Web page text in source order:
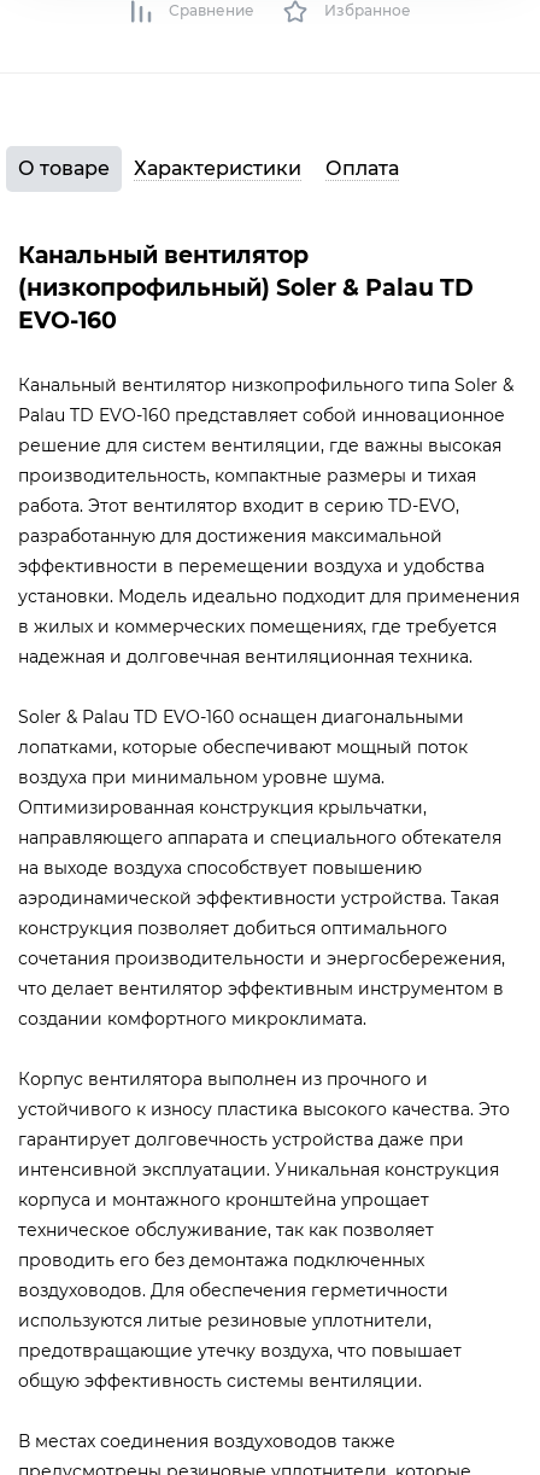
Сравнение Избранное
О товаре Характеристики Оплата
Канальный вентилятор
(низкопрофильный) Soler & Palau TD
EVO-160
Канальный вентилятор низкопрофильного типа Soler &
Palau TD EVO-160 представляет собой инновационное
решение для систем вентиляции, где важны высокая
производительность, компактные размеры и тихая
работа. Этот вентилятор входит в серию TD-EVO,
разработанную для достижения максимальной
эффективности в перемещении воздуха и удобства
установки. Модель идеально подходит для применения
в жилых и коммерческих помещениях, где требуется
надежная и долговечная вентиляционная техника.
Soler & Palau TD EVO-160 оснащен диагональными
лопатками, которые обеспечивают мощный поток
воздуха при минимальном уровне шума.
Оптимизированная конструкция крыльчатки,
направляющего аппарата и специального обтекателя
на выходе воздуха способствует повышению
аэродинамической эффективности устройства. Такая
конструкция позволяет добиться оптимального
сочетания производительности и энергосбережения,
что делает вентилятор эффективным инструментом в
создании комфортного микроклимата.
Корпус вентилятора выполнен из прочного и
устойчивого к износу пластика высокого качества. Это
гарантирует долговечность устройства даже при
интенсивной эксплуатации. Уникальная конструкция
корпуса и монтажного кронштейна упрощает
техническое обслуживание, так как позволяет
проводить его без демонтажа подключенных
воздуховодов. Для обеспечения герметичности
используются литые резиновые уплотнители,
предотвращающие утечку воздуха, что повышает
общую эффективность системы вентиляции.
В местах соединения воздуховодов также